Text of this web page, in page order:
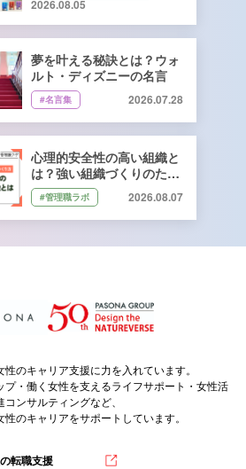
本部 総務人事部 人財開発
課長 寺﨑由香里さん【前
編】
2026.08.05
夢を叶える秘訣とは？ウォ
ルト・ディズニーの名言
#名言集 2026.07.28
心理的安全性の高い組織と
は？強い組織づくりのため
に管理職ができること｜石
井遼介さん監修
#管理職ラボ 2026.08.07
のキャリア支援に力を入れています。
プ・働く女性を支えるライフサポート・女性活
コンサルティングなど、
のキャリアをサポートしています。
転職支援